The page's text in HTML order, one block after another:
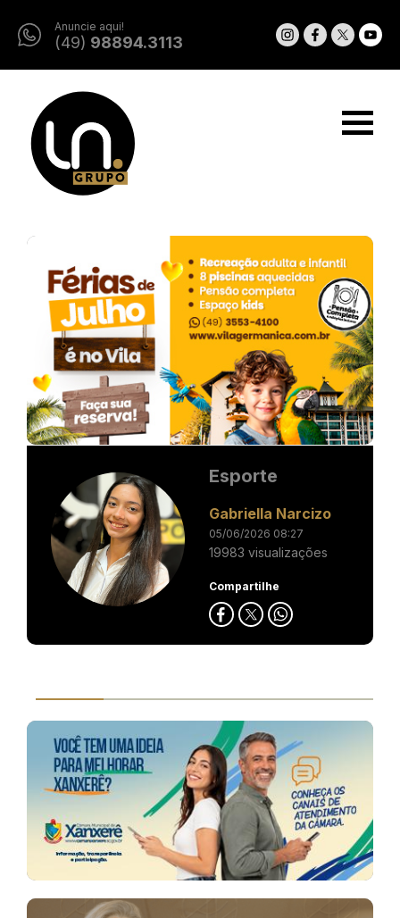
Anuncie aqui!
(49) 98894.3113
Esporte
Gabriella Narcizo
05/06/2026 08:27
19983 visualizações
Compartilhe